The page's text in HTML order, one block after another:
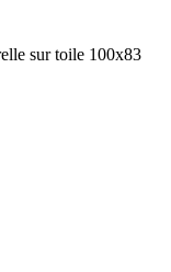
sur toile 100x83